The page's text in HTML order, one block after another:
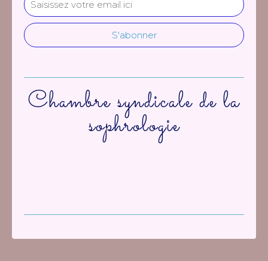
Chambre syndicale de la
sophrologie